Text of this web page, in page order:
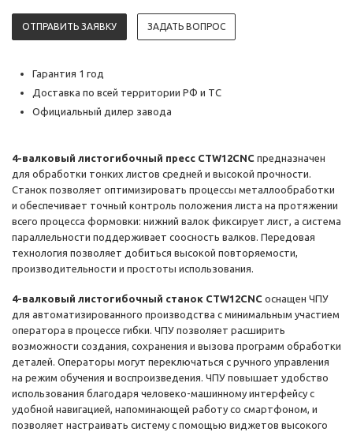
ОТПРАВИТЬ ЗАЯВКУ ЗАДАТЬ ВОПРОС
Гарантия 1 год
Доставка по всей территории РФ и ТС
Официальный дилер завода
4-валковый листогибочный пресс CTW12CNC предназначен
для обработки тонких листов средней и высокой прочности.
Станок позволяет оптимизировать процессы металлообработки
и обеспечивает точный контроль положения листа на протяжении
всего процесса формовки: нижний валок фиксирует лист, а система
параллельности поддерживает соосность валков. Передовая
технология позволяет добиться высокой повторяемости,
производительности и простоты использования.
4-валковый листогибочный станок CTW12CNC оснащен ЧПУ
для автоматизированного производства с минимальным участием
оператора в процессе гибки. ЧПУ позволяет расширить
возможности создания, сохранения и вызова программ обработки
деталей. Операторы могут переключаться с ручного управления
на режим обучения и воспроизведения. ЧПУ повышает удобство
использования благодаря человеко-машинному интерфейсу с
удобной навигацией, напоминающей работу со смартфоном, и
позволяет настраивать систему с помощью виджетов высокого